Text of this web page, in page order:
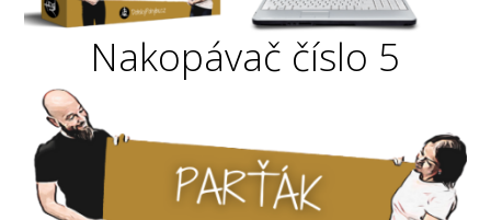
Nakopávač číslo 5